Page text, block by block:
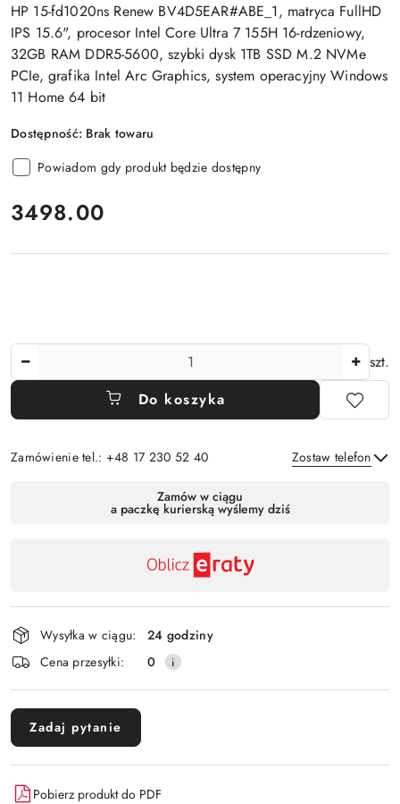
HP 15-fd1020ns Renew BV4D5EAR#ABE_1, matryca FullHD
IPS 15.6", procesor Intel Core Ultra 7 155H 16-rdzeniowy,
32GB RAM DDR5-5600, szybki dysk 1TB SSD M.2 NVMe
PCIe, grafika Intel Arc Graphics, system operacyjny Windows
11 Home 64 bit
Dostępność: Brak towaru
Powiadom gdy produkt będzie dostępny
cena:
3498.00
szt.
Do koszyka
Zamówienie tel.: +48 17 230 52 40 Zostaw telefon
Zamów w ciągu
a paczkę kurierską wyślemy dziś
Wysyłka w ciągu:
24 godziny
Cena przesyłki:
0
Zadaj pytanie
Pobierz produkt do PDF